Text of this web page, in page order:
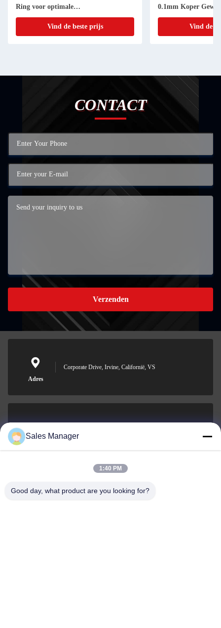
Ring voor optimale
signaalintegriteit,Panasonic
M7,M8,HDI portotype PCB
Vind de beste prijs
0.1mm Koper
Vind de
CONTACT
Verzenden
Adres
Corporate Drive, Irvine, Californië, VS
001-512-7443871
Sales Manager
1:40 PM
Good day, what product are you looking for?